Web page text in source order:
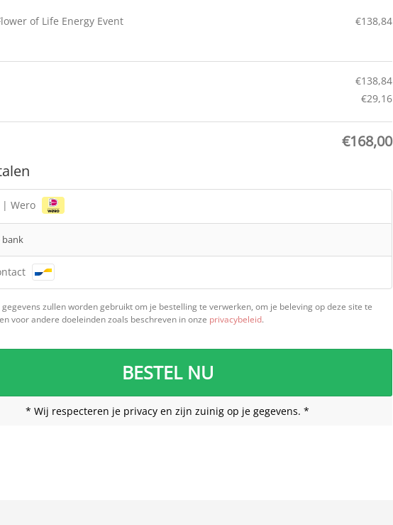
of Life Energy Event €138,84
€138,84
€29,16
€168,00
| Wero
bank
gegevens zullen worden gebruikt om je bestelling te verwerken, om je beleving op deze site te
voor andere doeleinden zoals beschreven in onze privacybeleid.
BESTEL NU
* Wij respecteren je privacy en zijn zuinig op je gegevens. *